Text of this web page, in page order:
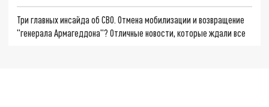
Три главных инсайда об СВО. Отмена мобилизации и возвращение
"генерала Армагеддона"? Отличные новости, которые ждали все